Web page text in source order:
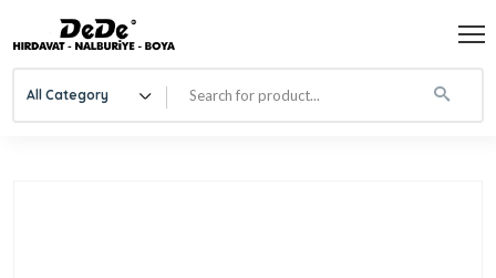
All Category